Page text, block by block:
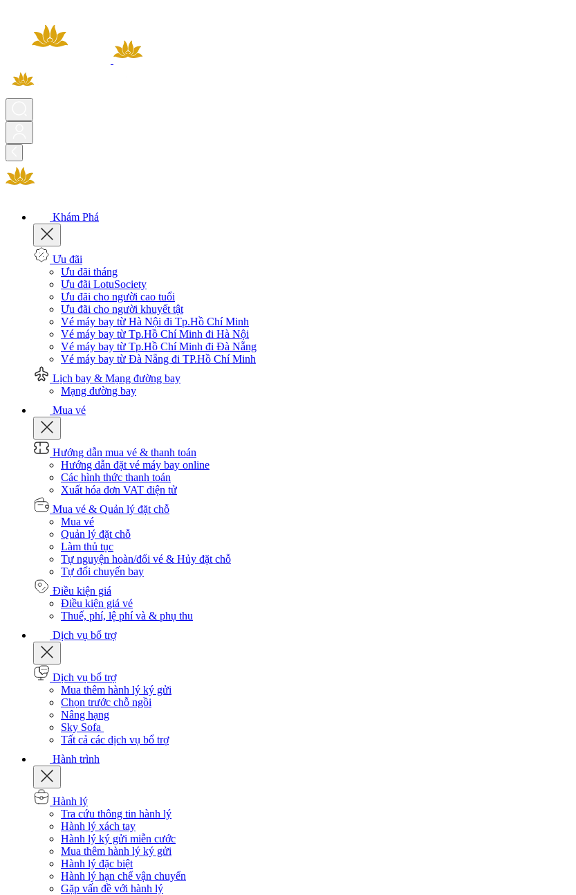
Khám Phá
Ưu đãi
Ưu đãi tháng
Ưu đãi LotuSociety
Ưu đãi cho người cao tuổi
Ưu đãi cho người khuyết tật
Vé máy bay từ Hà Nội đi Tp.Hồ Chí Minh
Vé máy bay từ Tp.Hồ Chí Minh đi Hà Nội
Vé máy bay từ Tp.Hồ Chí Minh đi Đà Nẵng
Vé máy bay từ Đà Nẵng đi TP.Hồ Chí Minh
Lịch bay & Mạng đường bay
Mạng đường bay
Mua vé
Hướng dẫn mua vé & thanh toán
Hướng dẫn đặt vé máy bay online
Các hình thức thanh toán
Xuất hóa đơn VAT điện tử
Mua vé & Quản lý đặt chỗ
Mua vé
Quản lý đặt chỗ
Làm thủ tục
Tự nguyện hoàn/đổi vé & Hủy đặt chỗ
Tự đổi chuyến bay
Điều kiện giá
Điều kiện giá vé
Thuế, phí, lệ phí và & phụ thu
Dịch vụ bổ trợ
Dịch vụ bổ trợ
Mua thêm hành lý ký gửi
Chọn trước chỗ ngồi
Nâng hạng
Sky Sofa
Tất cả các dịch vụ bổ trợ
Hành trình
Hành lý
Tra cứu thông tin hành lý
Hành lý xách tay
Hành lý ký gửi miễn cước
Mua thêm hành lý ký gửi
Hành lý đặc biệt
Hành lý hạn chế vận chuyển
Gặp vấn đề với hành lý